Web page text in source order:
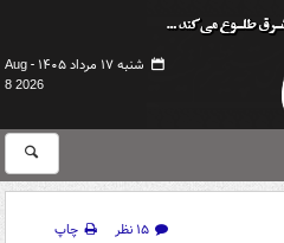
شنبه ۱۷ مرداد ۱۴۰۵ -
Aug
8 2026
۱۵ نظر
چاپ